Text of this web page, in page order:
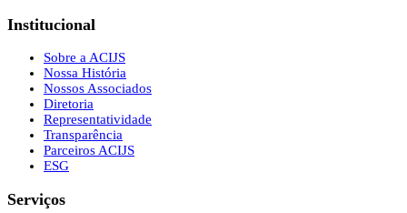
Institucional
Sobre a ACIJS
Nossa História
Nossos Associados
Diretoria
Representatividade
Transparência
Parceiros ACIJS
ESG
Serviços